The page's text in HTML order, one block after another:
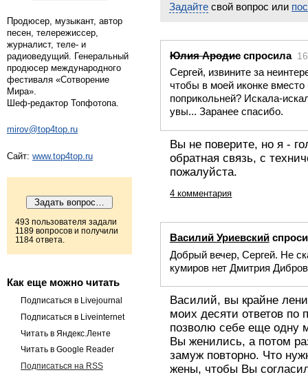
Продюсер, музыкант, автор
песен, телережиссер,
журналист, теле- и
радиоведущий. Генеральный
продюсер международного
фестиваля «Сотворение
Мира».
Шеф-редактор Топфотопа.
mirov@top4top.ru
Сайт: www.top4top.ru
493 пользователя задали
1189 вопросов и получили
1184 ответа.
Как еще можно читать
Подписаться в Livejournal
Подписаться в Liveinternet
Читать в Яндекс.Ленте
Читать в Google Reader
Подписаться на RSS
Задайте свой вопрос или
Юлия Ародисспросила
Сергей, извините за
чтобы в моей иконке
поприкольней? Искала-
увы... Заранее спасибо.
Вы не поверите, но я -
обратная связь, с
пожалуйста.
4 комментария
Василий Уриевский
Добрый вечер, Сергей. Не
кумиров нет Дмитрия
Василий, вы крайне
моих десяти ответов по
позволю себе еще одну
Вы женились, а потом
замуж повторно. Что
жены, чтобы Вы